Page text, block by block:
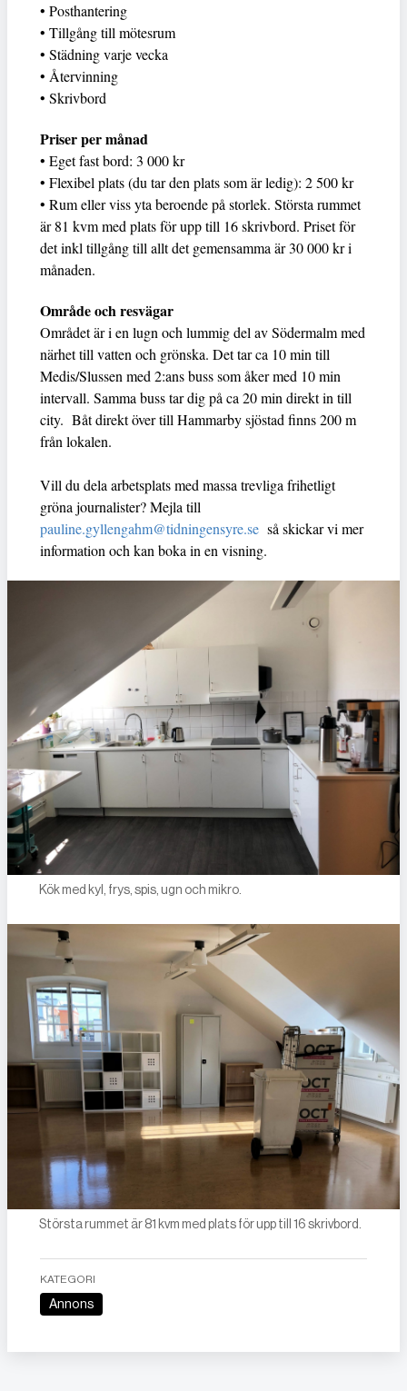
• Posthantering
• Tillgång till mötesrum
• Städning varje vecka
• Återvinning
• Skrivbord
Priser per månad
• Eget fast bord: 3 000 kr
• Flexibel plats (du tar den plats som är ledig): 2 500 kr
• Rum eller viss yta beroende på storlek. Största rummet
är 81 kvm med plats för upp till 16 skrivbord. Priset för
det inkl tillgång till allt det gemensamma är 30 000 kr i
månaden.
Område och resvägar
Området är i en lugn och lummig del av Södermalm med
närhet till vatten och grönska. Det tar ca 10 min till
Medis/Slussen med 2:ans buss som åker med 10 min
intervall. Samma buss tar dig på ca 20 min direkt in till
city. Båt direkt över till Hammarby sjöstad finns 200 m
från lokalen.
Vill du dela arbetsplats med massa trevliga frihetligt
gröna journalister? Mejla till
pauline.gyllengahm@tidningensyre.se så skickar vi mer
information och kan boka in en visning.
Kök med kyl, frys, spis, ugn och mikro.
Största rummet är 81 kvm med plats för upp till 16 skrivbord.
KATEGORI
Annons